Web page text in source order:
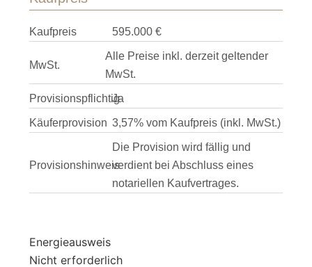
Kaufpreis 595.000 €
MwSt.
Alle Preise inkl. derzeit geltender
MwSt.
Provisionspflichtig
Ja
Käuferprovision 3,57% vom Kaufpreis (inkl. MwSt.)
Provisionshinweis
Die Provision wird fällig und
verdient bei Abschluss eines
notariellen Kaufvertrages.
Energieausweis
Nicht erforderlich